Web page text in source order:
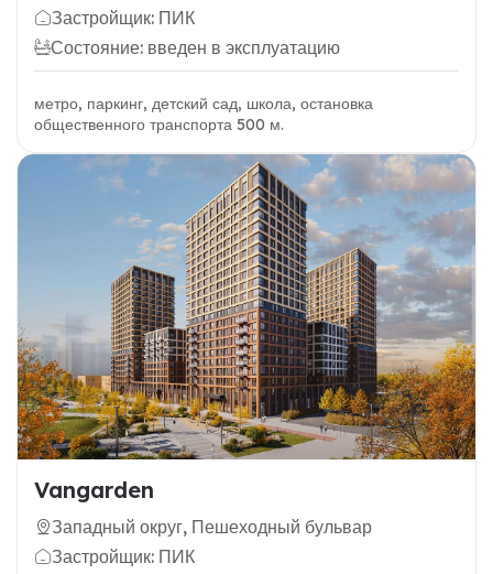
Застройщик: ПИК
Состояние: введен в эксплуатацию
метро, паркинг, детский сад, школа, остановка
общественного транспорта 500 м.
Vangarden
Западный округ, Пешеходный бульвар
Застройщик: ПИК